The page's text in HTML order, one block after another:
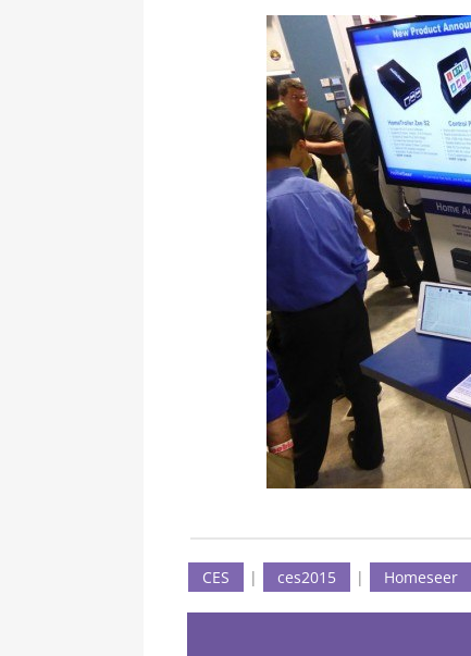
CES | ces2015 | Homeseer